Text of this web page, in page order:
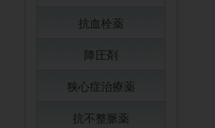
抗血栓薬
降圧剤
狭心症治療薬
抗不整脈薬